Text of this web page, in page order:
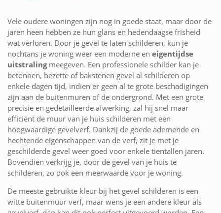
Vele oudere woningen zijn nog in goede staat, maar door de
jaren heen hebben ze hun glans en hedendaagse frisheid
wat verloren. Door je gevel te laten schilderen, kun je
nochtans je woning weer een moderne en eigentijdse
uitstralingmeegeven. Een professionele schilder kan je
betonnen, bezette of bakstenen gevel al schilderen op
enkele dagen tijd, indien er geen al te grote beschadigingen
zijn aan de buitenmuren of de ondergrond. Met een grote
precisie en gedetailleerde afwerking, zal hij snel maar
efficiënt de muur van je huis schilderen met een
hoogwaardige gevelverf. Dankzij de goede ademende en
hechtende eigenschappen van de verf, zit je met je
geschilderde gevel weer goed voor enkele tientallen jaren.
Bovendien verkrijg je, door de gevel van je huis te
schilderen, zo ook een meerwaarde voor je woning.
De meeste gebruikte kleur bij het gevel schilderen is een
witte buitenmuur verf, maar wens je een andere kleur als